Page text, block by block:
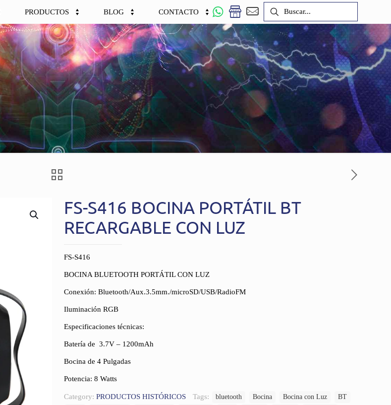
PRODUCTOS BLOG CONTACTO
FS-S416 BOCINA PORTÁTIL BT
RECARGABLE CON LUZ
FS-S416
BOCINA BLUETOOTH PORTÁTIL CON LUZ
Conexión: Bluetooth/Aux.3.5mm./microSD/USB/RadioFM
Iluminación RGB
Especificaciones técnicas:
Batería de 3.7V – 1200mAh
Bocina de 4 Pulgadas
Potencia: 8 Watts
Category: PRODUCTOS HISTÓRICOS Tags: bluetooth Bocina Bocina con Luz
BT